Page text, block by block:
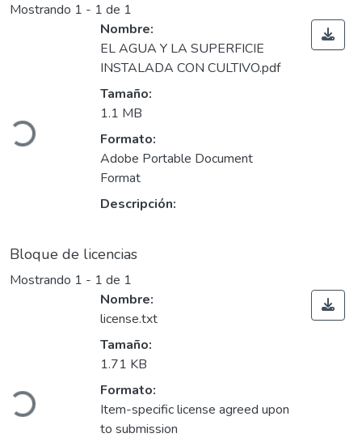
Mostrando 1 - 1 de 1
Cargando...
Nombre:
EL AGUA Y LA SUPERFICIE
INSTALADA CON CULTIVO.pdf
Tamaño:
1.1 MB
Formato:
Adobe Portable Document
Format
Descripción:
Bloque de licencias
Mostrando 1 - 1 de 1
Cargando...
Nombre:
license.txt
Tamaño:
1.71 KB
Formato:
Item-specific license agreed upon
to submission